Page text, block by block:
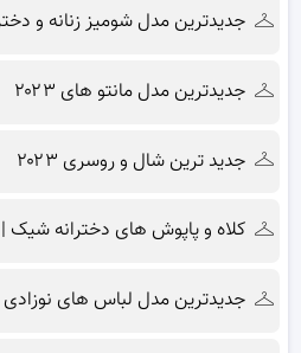
جدیدترین مدل شومیز زنانه و
جدیدترین مدل مانتو های ۲۰۲۳
جدید ترین شال و روسری ۲۰۲۳
کلاه و پاپوش های دخترانه
جدیدترین مدل لباس های نوزادی